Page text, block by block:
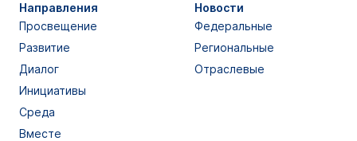
Направления
Просвещение
Развитие
Диалог
Инициативы
Среда
Вместе
Новости
Федеральные
Региональные
Отраслевые